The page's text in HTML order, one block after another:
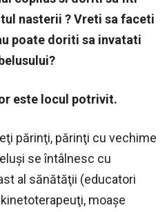
nasterii ? Vreti sa faceti
poate doriti sa invatati
este locul potrivit.
părinţi, părinţi cu vechime
se întâlnesc cu
al sănătăţii (educatori
moaşe